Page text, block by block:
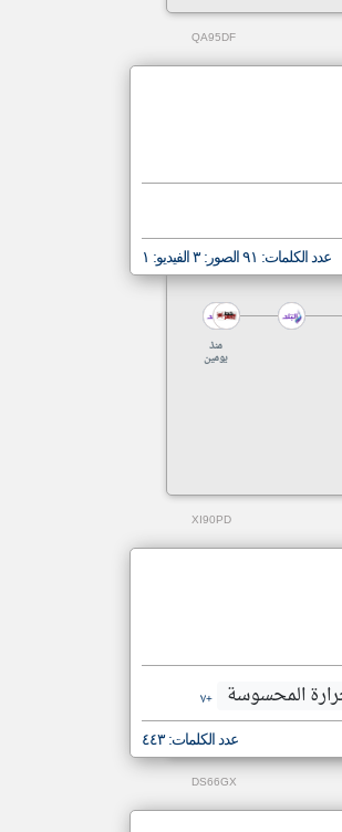
QA95DF
عدد الكلمات: ٩١ الصور: ٣ الفيديو: ١
منذ
يومين
XI90PD
المحسوسة
+٧
عدد الكلمات: ٤٤٣
DS66GX